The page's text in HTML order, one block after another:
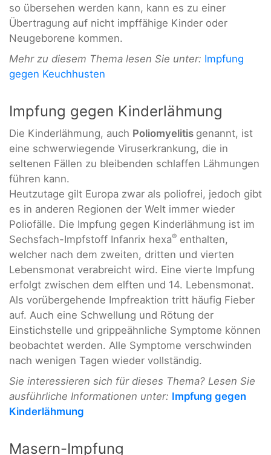
so übersehen werden kann, kann es zu einer
Übertragung auf nicht impffähige Kinder oder
Neugeborene kommen.
Mehr zu diesem Thema lesen Sie unter: Impfung
gegen Keuchhusten
Impfung gegen Kinderlähmung
Die Kinderlähmung, auch Poliomyelitis genannt, ist
eine schwerwiegende Viruserkrankung, die in
seltenen Fällen zu bleibenden schlaffen Lähmungen
führen kann.
Heutzutage gilt Europa zwar als poliofrei, jedoch gibt
es in anderen Regionen der Welt immer wieder
Poliofälle. Die Impfung gegen Kinderlähmung ist im
Sechsfach-Impfstoff Infanrix hexa® enthalten,
welcher nach dem zweiten, dritten und vierten
Lebensmonat verabreicht wird. Eine vierte Impfung
erfolgt zwischen dem elften und 14. Lebensmonat.
Als vorübergehende Impfreaktion tritt häufig Fieber
auf. Auch eine Schwellung und Rötung der
Einstichstelle und grippeähnliche Symptome können
beobachtet werden. Alle Symptome verschwinden
nach wenigen Tagen wieder vollständig.
Sie interessieren sich für dieses Thema? Lesen Sie
ausführliche Informationen unter: Impfung gegen
Kinderlähmung
Masern-Impfung